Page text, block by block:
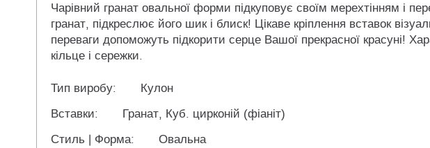
Чарівний гранат овальної форми підкуповує своїм мерехтінням і
гранат, підкреслює його шик і блиск! Цікаве кріплення вставок
переваги допоможуть підкорити серце Вашої прекрасної красуні!
кільце і сережки.
Тип виробу: Кулон
Вставки:
Гранат, Куб. цирконій (фіаніт)
Стиль | Форма:
Овальна